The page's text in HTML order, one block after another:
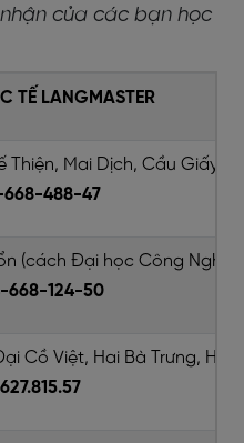
của các bạn học
TẾ LANGMASTER
Thiện, Mai Dịch, Cầu Giấy,
488-47
(cách Đại học Công
668-124-50
Cồ Việt, Hai Bà Trưng, Hà